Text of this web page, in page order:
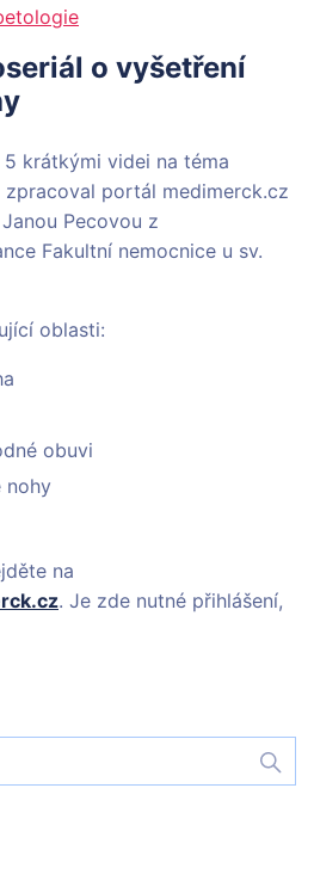
o vyšetření
5 krátkými videi na téma
zpracoval portál medimerck.cz
Pecovou z
Fakultní nemocnice u sv.
oblasti:
obuvi
nohy
na
. Je zde nutné přihlášení,